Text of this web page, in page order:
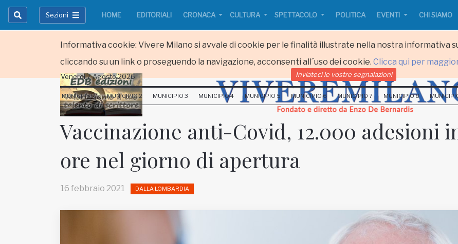
Informativa cookie: Vivere Milano si avvale di cookie per le finalità illustrate nella nostra informativa
cliccando su un link o proseguendo la navigazione, acconsenti all´uso dei cookie. Clicca qui per
Sezioni HOME EDITORIALI CRONACA CULTURA SPETTACOLO POLITICA EVENTI CHI SIAMO
Inviateci le vostre segnalazioni
Iscriviti alla newsletter
Venerdi 7 Agosto 2026 Inviateci le vostre segnalazioni
MUNICIPIO 1 MUNICIPIO 2 MUNICIPIO 3 MUNICIPIO 4 MUNICIPIO 5 MUNICIPIO 6 MUNICIPIO 7 MUNICIPIO 8
Vaccinazione anti-Covid, 12.000 adesioni
ore nel giorno di apertura
16 febbraio 2021 DALLA LOMBARDIA